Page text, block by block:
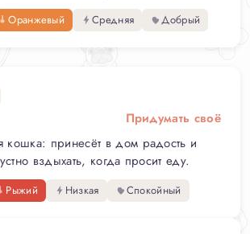
Оранжевый Средняя Добрый
Придумать своё
кошка: принесёт в дом радость и
вздыхать, когда просит еду.
Рыжий Низкая Спокойный